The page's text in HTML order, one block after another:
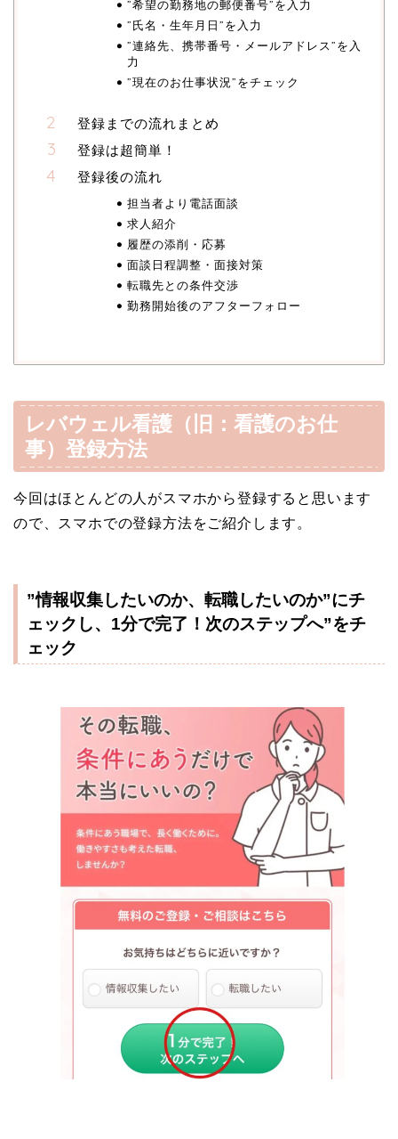
”希望の勤務地の郵便番号”を入力
”氏名・生年月日”を入力
”連絡先、携帯番号・メールアドレス”を入
力
”現在のお仕事状況”をチェック
登録までの流れまとめ
登録は超簡単！
登録後の流れ
担当者より電話面談
求人紹介
履歴の添削・応募
面談日程調整・面接対策
転職先との条件交渉
勤務開始後のアフターフォロー
レバウェル看護（旧：看護のお仕
事）登録方法
今回はほとんどの人がスマホから登録すると思います
ので、スマホでの登録方法をご紹介します。
”情報収集したいのか、転職したいのか”にチ
ェックし、1分で完了！次のステップへ”をチ
ェック